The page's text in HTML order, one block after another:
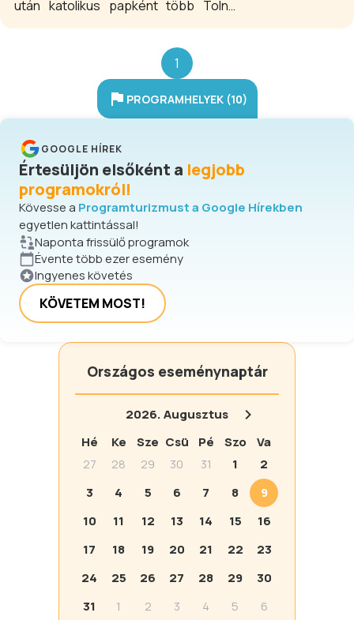
működött. Ma múzeum található
benne.
után katolikus papként több Tolna
volt életében, mert itt bukkant az ún.
„török sáncon” egy olyan hétezer
éves neolitikus kultúra nyomaira,
melyet azóta a régészeti
elnevezéssel tart számon.
Kutatásainak fő támogatója a helyi
földbirtokos, gróf Apponyi Sándor
volt.
1
PROGRAMHELYEK (10)
GOOGLE HÍREK
Értesüljön elsőként a legjobb
programokról!
Kövesse a Programturizmust a Google Hírekben
egyetlen kattintással!
Naponta frissülő programok
Évente több ezer esemény
Ingyenes követés
KÖVETEM MOST!
Országos eseménynaptár
2026.Augusztus
Hé
Ke Sze Csü Pé Szo
Va
27
28 29 30 31 1
2
3
4 5 6 7 8
9
10
11 12 13 14 15
16
17
18 19 20 21 22
23
24
25 26 27 28 29
30
31
1 2 3 4 5 6